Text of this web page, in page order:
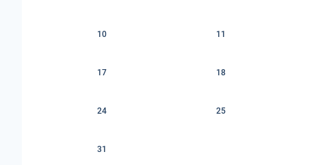
10 11
17 18
24 25
31